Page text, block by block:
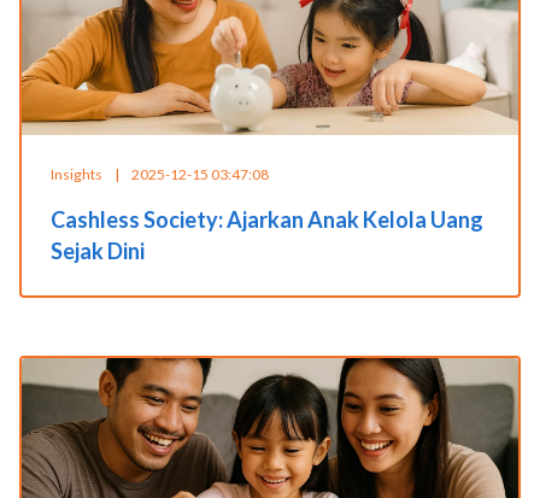
Insights | 2025-12-15 03:47:08
Cashless Society: Ajarkan Anak Kelola Uang
Sejak Dini